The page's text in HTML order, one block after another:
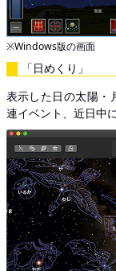
※Windows版の画面
「日めくり」
表示した日の太陽・
連イベント、近日中